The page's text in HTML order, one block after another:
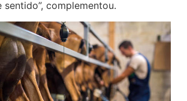
complementou.